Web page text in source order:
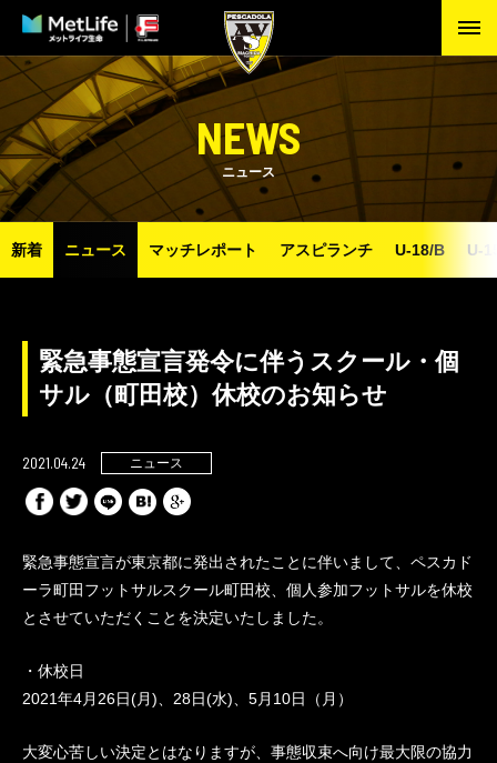
NEWS
ニュース
新着 ニュース マッチレポート アスピランチ U-18/B U-
緊急事態宣言発令に伴うスクール・個
サル（町田校）休校のお知らせ
2021.04.24 ニュース
緊急事態宣言が東京都に発出されたことに伴いまして、ペスカド
ーラ町田フットサルスクール町田校、個人参加フットサルを休校
とさせていただくことを決定いたしました。
・休校日
2021年4月26日(月)、28日(水)、5月10日（月）
大変心苦しい決定とはなりますが、事態収束へ向け最大限の協力